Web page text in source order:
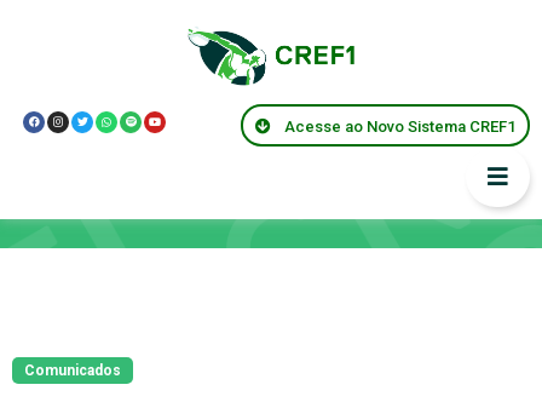
Acesse ao Novo Sistema CREF1
Comunicados